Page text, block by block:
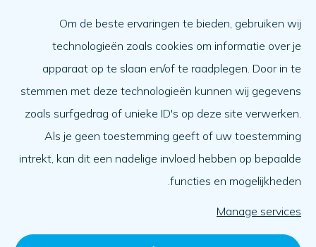
Om de beste ervaringen te bieden, gebruiken wij
technologieën zoals cookies om informatie over je
apparaat op te slaan en/of te raadplegen. Door in te
stemmen met deze technologieën kunnen wij gegevens
zoals surfgedrag of unieke ID's op deze site verwerken.
Als je geen toestemming geeft of uw toestemming
intrekt, kan dit een nadelige invloed hebben op bepaalde
functies en mogelijkheden.
Manage services
ما الأمر
جدول الأعمال
نبذة عنا
نبذة عنا
العمل في
الفريق